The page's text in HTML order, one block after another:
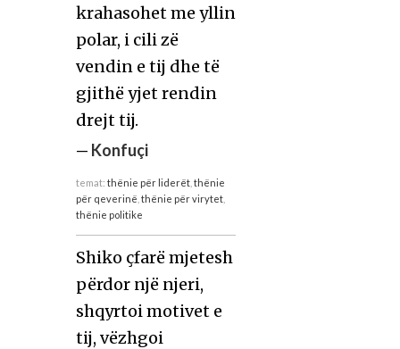
krahasohet me yllin
polar, i cili zë
vendin e tij dhe të
gjithë yjet rendin
drejt tij.
— Konfuçi
temat: thënie për liderët, thënie
për qeverinë thënie për virytet,
thënie politike
Shiko çfarë mjetesh
përdor një njeri,
shqyrtoi motivet e
tij, vëzhgoi